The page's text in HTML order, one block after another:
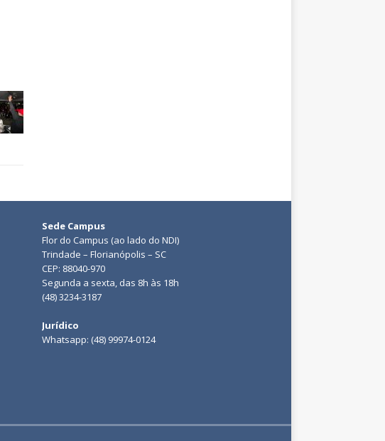
Sede Campus
Flor do Campus (ao lado do NDI)
Trindade – Florianópolis – SC
CEP: 88040-970
Segunda a sexta, das 8h às 18h
(48) 3234-3187
Jurídico
Whatsapp: (48) 99974-0124